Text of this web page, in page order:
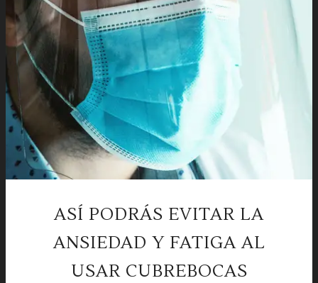
ASÍ PODRÁS EVITAR LA
ANSIEDAD Y FATIGA AL
USAR CUBREBOCAS